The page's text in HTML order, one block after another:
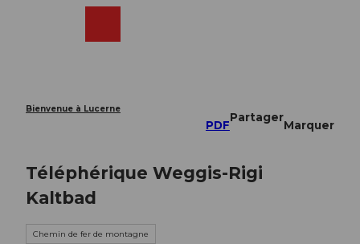
Bienvenue à Lucerne
PDF
Partager
Marquer
Téléphérique Weggis-Rigi
Kaltbad
Chemin de fer de montagne